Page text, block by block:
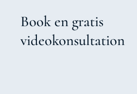
Book en gratis
videokonsultation